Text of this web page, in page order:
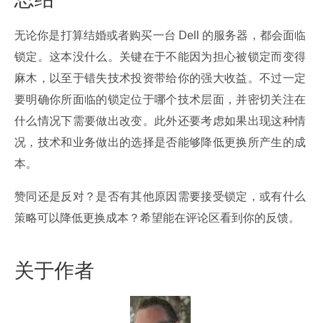
无论你是打算结婚或者购买一台 Dell 的服务器，都会面临
锁定。这本没什么。关键在于不能因为担心被锁定而变得
麻木，以至于错失技术投资带给你的强大收益。不过一定
要明确你所面临的锁定位于哪个技术层面，并密切关注在
什么情况下需要做出改变。此外还要考虑如果出现这种情
况，技术和业务做出的选择是否能够降低更换所产生的成
本。
赞同还是反对？是否有其他原因需要接受锁定，或有什么
策略可以降低更换成本？希望能在评论区看到你的反馈。
关于作者